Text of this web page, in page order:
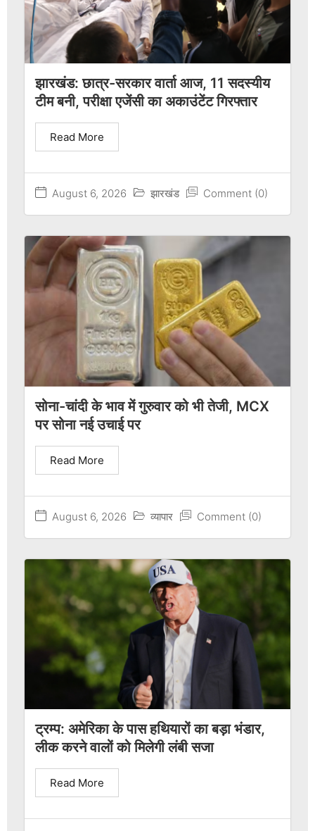
झारखंड: छात्र-सरकार वार्ता आज, 11 सदस्यीय
टीम बनी, परीक्षा एजेंसी का अकाउंटेंट गिरफ्तार
August 6, 2026 झारखंड Comment (0)
Read More
सोना-चांदी के भाव में गुरुवार को भी तेजी, MCX
पर सोना नई उचाई पर
August 6, 2026 व्यापार Comment (0)
Read More
ट्रम्प: अमेरिका के पास हथियारों का बड़ा भंडार,
लीक करने वालों को मिलेगी लंबी सजा
Read More